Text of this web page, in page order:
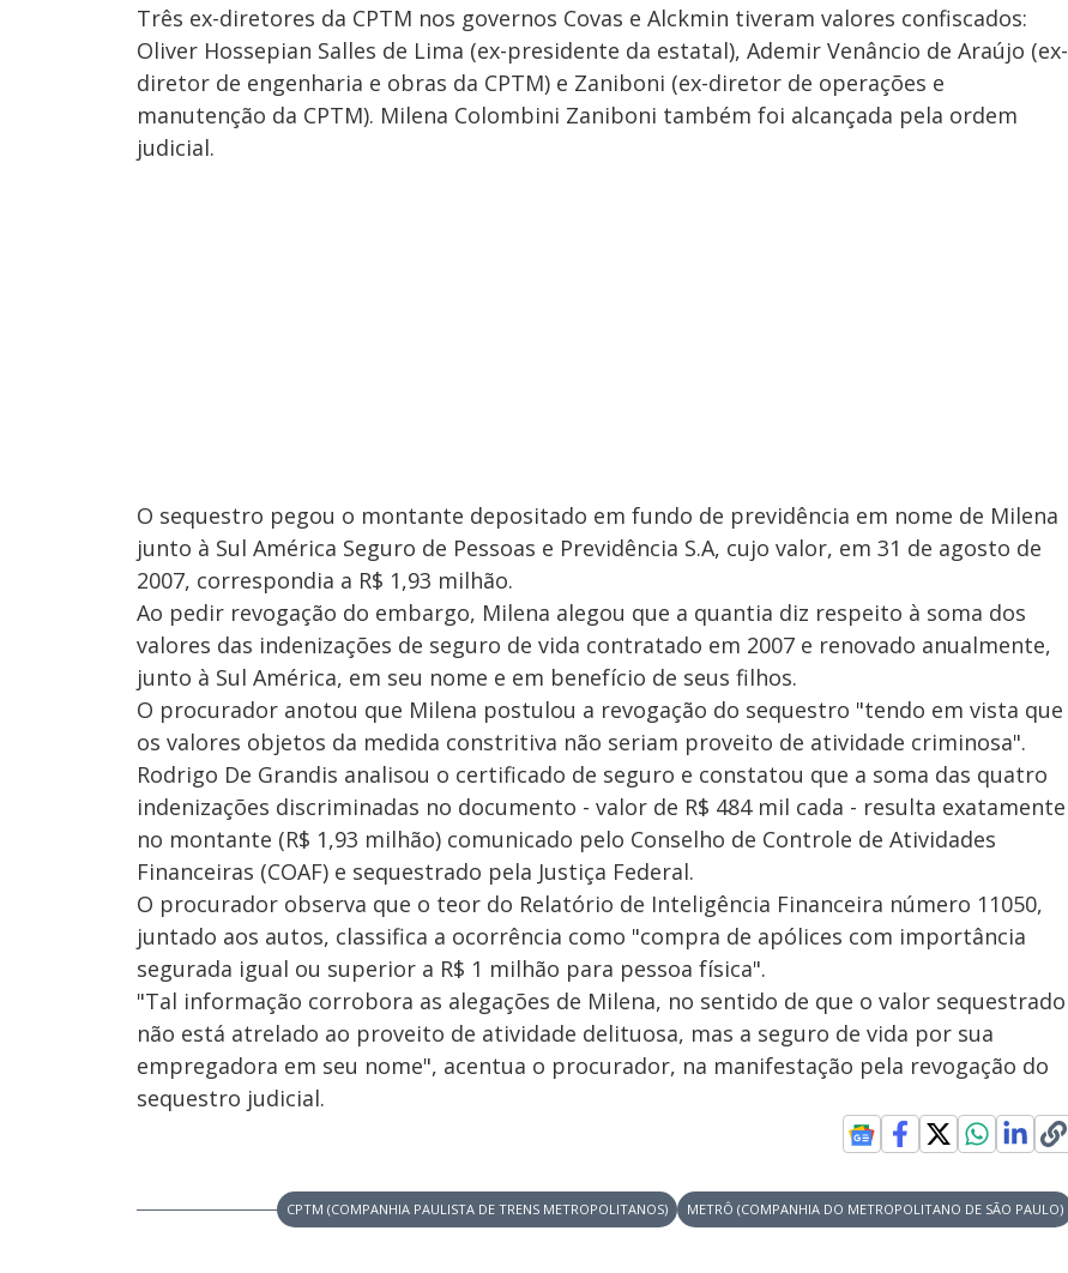
Três ex-diretores da CPTM nos governos Covas e Alckmin tiveram valores confiscados:
Oliver Hossepian Salles de Lima (ex-presidente da estatal), Ademir Venâncio de Araújo (ex-
diretor de engenharia e obras da CPTM) e Zaniboni (ex-diretor de operações e
manutenção da CPTM). Milena Colombini Zaniboni também foi alcançada pela ordem
judicial.
O sequestro pegou o montante depositado em fundo de previdência em nome de Milena
junto à Sul América Seguro de Pessoas e Previdência S.A, cujo valor, em 31 de agosto de
2007, correspondia a R$ 1,93 milhão.
Ao pedir revogação do embargo, Milena alegou que a quantia diz respeito à soma dos
valores das indenizações de seguro de vida contratado em 2007 e renovado anualmente,
junto à Sul América, em seu nome e em benefício de seus filhos.
O procurador anotou que Milena postulou a revogação do sequestro "tendo em vista que
os valores objetos da medida constritiva não seriam proveito de atividade criminosa".
Rodrigo De Grandis analisou o certificado de seguro e constatou que a soma das quatro
indenizações discriminadas no documento - valor de R$ 484 mil cada - resulta exatamente
no montante (R$ 1,93 milhão) comunicado pelo Conselho de Controle de Atividades
Financeiras (COAF) e sequestrado pela Justiça Federal.
O procurador observa que o teor do Relatório de Inteligência Financeira número 11050,
juntado aos autos, classifica a ocorrência como "compra de apólices com importância
segurada igual ou superior a R$ 1 milhão para pessoa física".
"Tal informação corrobora as alegações de Milena, no sentido de que o valor sequestrado
não está atrelado ao proveito de atividade delituosa, mas a seguro de vida por sua
empregadora em seu nome", acentua o procurador, na manifestação pela revogação do
sequestro judicial.
CPTM (COMPANHIA PAULISTA DE TRENS METROPOLITANOS) METRÔ (COMPANHIA DO METROPOLITANO DE SÃO PAULO)